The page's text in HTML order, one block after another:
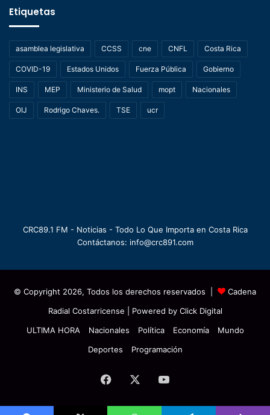
Etiquetas
asamblea legislativa CCSS cne CNFL Costa Rica
COVID-19 Estados Unidos Fuerza Pública Gobierno
INS MEP Ministerio de Salud mopt Nacionales
OIJ Rodrigo Chaves. TSE ucr
CRC89.1 FM - Noticias - Todo Lo Que Importa en Costa Rica
Contáctanos: info@crc891.com
© Copyright 2026, Todos los derechos reservados |
Cadena
Radial Costarricense | Powered by Click Digital
ULTIMA HORA
Nacionales Política Economía
Mundo
Deportes
Programación
Facebook YouTube